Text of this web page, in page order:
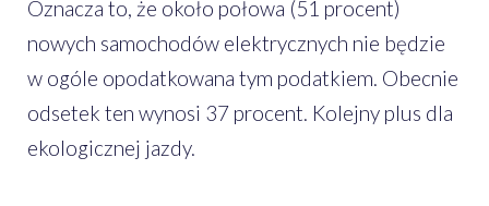
Oznacza to, że około połowa (51 procent)
nowych samochodów elektrycznych nie będzie
w ogóle opodatkowana tym podatkiem. Obecnie
odsetek ten wynosi 37 procent. Kolejny plus dla
ekologicznej jazdy.